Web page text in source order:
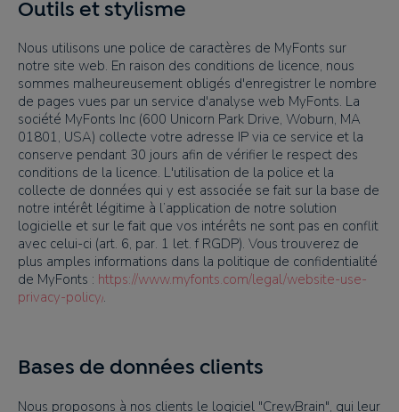
Outils et stylisme
Nous utilisons une police de caractères de MyFonts sur
notre site web. En raison des conditions de licence, nous
sommes malheureusement obligés d'enregistrer le nombre
de pages vues par un service d'analyse web MyFonts. La
société MyFonts Inc (600 Unicorn Park Drive, Woburn, MA
01801, USA) collecte votre adresse IP via ce service et la
conserve pendant 30 jours afin de vérifier le respect des
conditions de la licence. L'utilisation de la police et la
collecte de données qui y est associée se fait sur la base de
notre intérêt légitime à l’application de notre solution
logicielle et sur le fait que vos intérêts ne sont pas en conflit
avec celui-ci (art. 6, par. 1 let. f RGDP). Vous trouverez de
plus amples informations dans la politique de confidentialité
de MyFonts : https://www.myfonts.com/legal/website-use-
privacy-policy/.
Bases de données clients
Nous proposons à nos clients le logiciel "CrewBrain", qui leur